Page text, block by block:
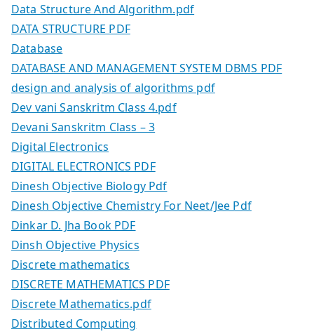
Data Structure And Algorithm.pdf
DATA STRUCTURE PDF
Database
DATABASE AND MANAGEMENT SYSTEM DBMS PDF
design and analysis of algorithms pdf
Dev vani Sanskritm Class 4.pdf
Devani Sanskritm Class – 3
Digital Electronics
DIGITAL ELECTRONICS PDF
Dinesh Objective Biology Pdf
Dinesh Objective Chemistry For Neet/Jee Pdf
Dinkar D. Jha Book PDF
Dinsh Objective Physics
Discrete mathematics
DISCRETE MATHEMATICS PDF
Discrete Mathematics.pdf
Distributed Computing